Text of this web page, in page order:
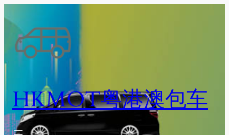
至
HKMOT粤港澳包车